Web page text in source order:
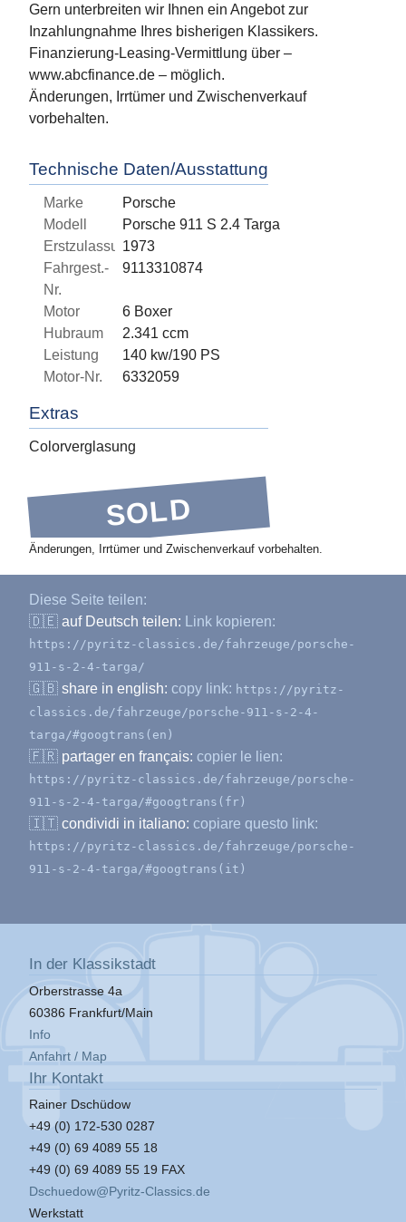
Gern unterbreiten wir Ihnen ein Angebot zur
Inzahlungnahme Ihres bisherigen Klassikers.
Finanzierung-Leasing-Vermittlung über –
www.abcfinance.de – möglich.
Änderungen, Irrtümer und Zwischenverkauf
vorbehalten.
Technische Daten/Ausstattung
Marke
Porsche
Modell
Porsche 911 S 2.4 Targa
Erstzulassung1973
Fahrgest.-
Nr.
9113310874
Motor
6 Boxer
Hubraum
2.341 ccm
Leistung
140 kw/190 PS
Motor-Nr.
6332059
Extras
Colorverglasung
SOLD
Änderungen, Irrtümer und Zwischenverkauf vorbehalten.
Diese Seite teilen:
🇩🇪 auf Deutsch teilen: Link kopieren:
https://pyritz-classics.de/fahrzeuge/porsche-
911-s-2-4-targa/
🇬🇧 share in english: copy link: https://pyritz-
classics.de/fahrzeuge/porsche-911-s-2-4-
targa/#googtrans(en)
🇫🇷 partager en français: copier le lien:
https://pyritz-classics.de/fahrzeuge/porsche-
911-s-2-4-targa/#googtrans(fr)
🇮🇹 condividi in italiano: copiare questo link:
https://pyritz-classics.de/fahrzeuge/porsche-
911-s-2-4-targa/#googtrans(it)
In der Klassikstadt
Orberstrasse 4a
60386 Frankfurt/Main
Info
Anfahrt / Map
Ihr Kontakt
Rainer Dschüdow
+49 (0) 172-530 0287
+49 (0) 69 4089 55 18
+49 (0) 69 4089 55 19 FAX
Dschuedow@Pyritz-Classics.de
Werkstatt